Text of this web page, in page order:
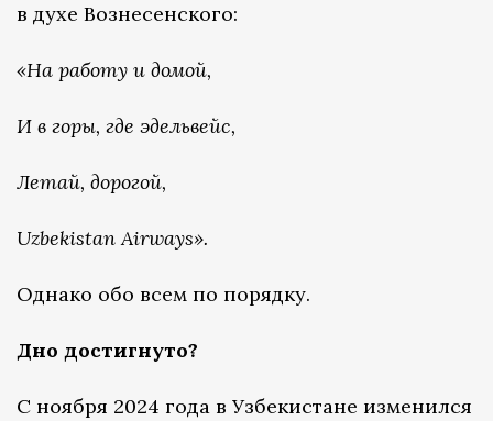
в духе Вознесенского:
«На работу и домой,
И в горы, где эдельвейс,
Летай, дорогой,
Uzbekistan Airways».
Однако обо всем по порядку.
Дно достигнуто?
С ноября 2024 года в Узбекистане изменился